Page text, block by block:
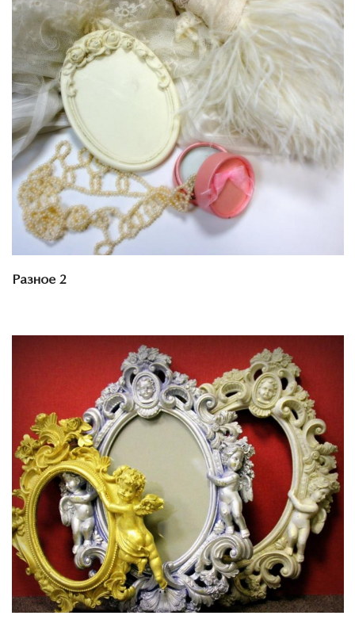
Смотреть проект
Разное 2
Смотреть проект